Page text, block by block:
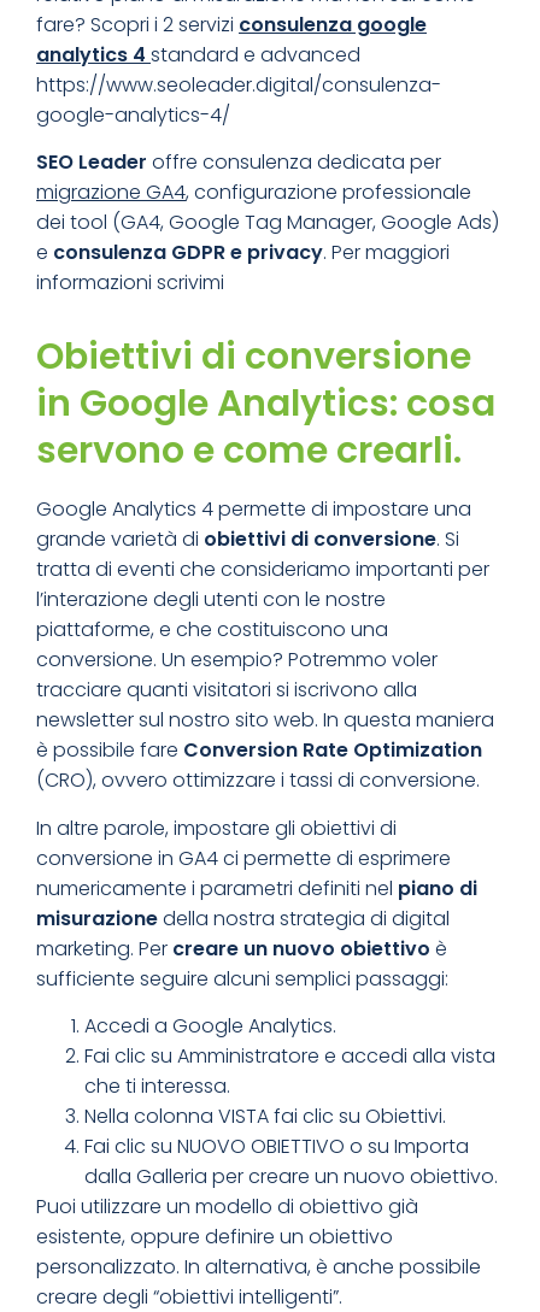
fare? Scopri i 2 servizi consulenza google
analytics 4 standard e advanced
https://www.seoleader.digital/consulenza-
google-analytics-4/
SEO Leader offre consulenza dedicata per
migrazione GA4, configurazione professionale
dei tool (GA4, Google Tag Manager, Google Ads)
e consulenza GDPR e privacy. Per maggiori
informazioni scrivimi
Obiettivi di conversione
in Google Analytics: cosa
servono e come crearli.
Google Analytics 4 permette di impostare una
grande varietà di obiettivi di conversione. Si
tratta di eventi che consideriamo importanti per
l’interazione degli utenti con le nostre
piattaforme, e che costituiscono una
conversione. Un esempio? Potremmo voler
tracciare quanti visitatori si iscrivono alla
newsletter sul nostro sito web. In questa maniera
è possibile fare Conversion Rate Optimization
(CRO), ovvero ottimizzare i tassi di conversione.
In altre parole, impostare gli obiettivi di
conversione in GA4 ci permette di esprimere
numericamente i parametri definiti nel piano di
misurazionedella nostra strategia di digital
marketing. Per creare un nuovo obiettivo è
sufficiente seguire alcuni semplici passaggi:
Accedi a Google Analytics.
Fai clic su Amministratore e accedi alla vista
che ti interessa.
Nella colonna VISTA fai clic su Obiettivi.
Fai clic su NUOVO OBIETTIVO o su Importa
dalla Galleria per creare un nuovo obiettivo.
Puoi utilizzare un modello di obiettivo già
esistente, oppure definire un obiettivo
personalizzato. In alternativa, è anche possibile
creare degli “obiettivi intelligenti”.